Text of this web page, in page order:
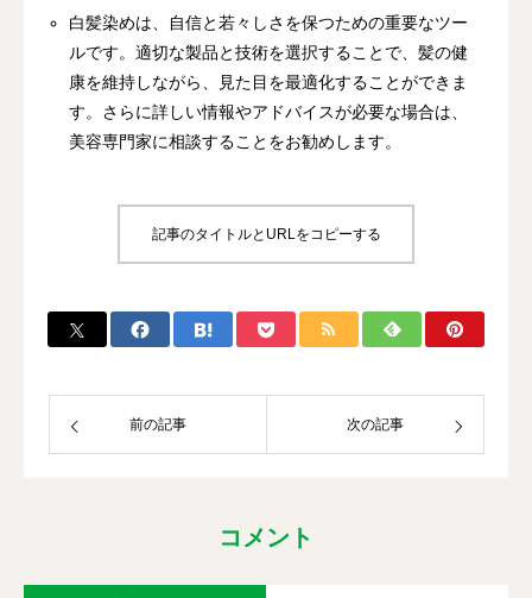
白髪染めは、自信と若々しさを保つための重要なツー
ルです。適切な製品と技術を選択することで、髪の健
康を維持しながら、見た目を最適化することができま
す。さらに詳しい情報やアドバイスが必要な場合は、
美容専門家に相談することをお勧めします。
記事のタイトルとURLをコピーする
前の記事 次の記事
コメント